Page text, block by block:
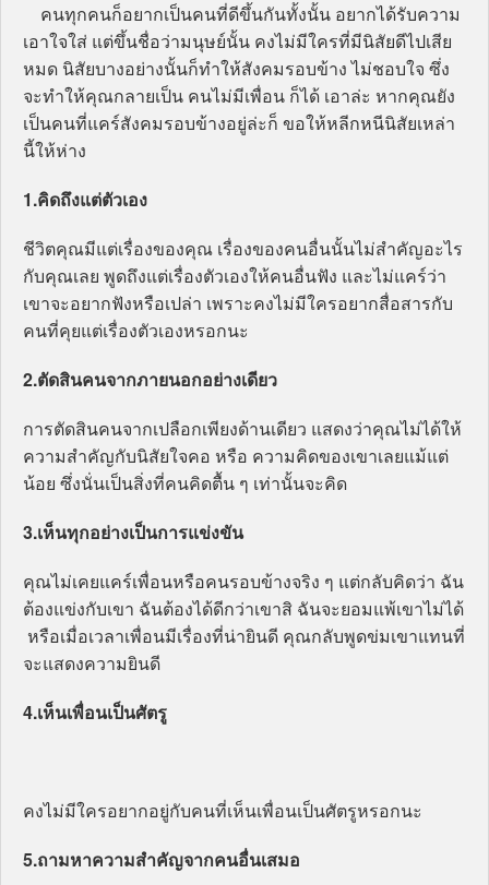
คนทุกคนก็อยากเป็นคนที่ดีขึ้นกันทั้งนั้น อยากได้รับความ
เอาใจใส่ แต่ขึ้นชื่อว่ามนุษย์นั้น คงไม่มีใครที่มีนิสัยดีไปเสีย
หมด นิสัยบางอย่างนั้นก็ทำให้สังคมรอบข้าง ไม่ชอบใจ ซึ่ง
จะทำให้คุณกลายเป็น คนไม่มีเพื่อน ก็ได้ เอาล่ะ หากคุณยัง
เป็นคนที่แคร์สังคมรอบข้างอยู่ล่ะก็ ขอให้หลีกหนีนิสัยเหล่า
นี้ให้ห่าง
1.คิดถึงแต่ตัวเอง
ชีวิตคุณมีแต่เรื่องของคุณ เรื่องของคนอื่นนั้นไม่สำคัญอะไร
กับคุณเลย พูดถึงแต่เรื่องตัวเองให้คนอื่นฟัง และไม่แคร์ว่า
เขาจะอยากฟังหรือเปล่า เพราะคงไม่มีใครอยากสื่อสารกับ
คนที่คุยแต่เรื่องตัวเองหรอกนะ
2.ตัดสินคนจากภายนอกอย่างเดียว
การตัดสินคนจากเปลือกเพียงด้านเดียว แสดงว่าคุณไม่ได้ให้
ความสำคัญกับนิสัยใจคอ หรือ ความคิดของเขาเลยแม้แต่
น้อย ซึ่งนั่นเป็นสิ่งที่คนคิดตื้น ๆ เท่านั้นจะคิด
3.เห็นทุกอย่างเป็นการแข่งขัน
คุณไม่เคยแคร์เพื่อนหรือคนรอบข้างจริง ๆ แต่กลับคิดว่า ฉัน
ต้องแข่งกับเขา ฉันต้องได้ดีกว่าเขาสิ ฉันจะยอมแพ้เขาไม่ได้
หรือเมื่อเวลาเพื่อนมีเรื่องที่น่ายินดี คุณกลับพูดข่มเขาแทนที่
จะแสดงความยินดี
4.เห็นเพื่อนเป็นศัตรู
คงไม่มีใครอยากอยู่กับคนที่เห็นเพื่อนเป็นศัตรูหรอกนะ
5.ถามหาความสำคัญจากคนอื่นเสมอ